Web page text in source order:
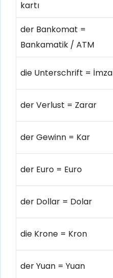
kartı
der Bankomat =
Bankamatik / ATM
die Unterschrift = İmza
der Verlust = Zarar
der Gewinn = Kar
der Euro = Euro
der Dollar = Dolar
die Krone = Kron
der Yuan = Yuan